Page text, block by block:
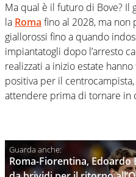
Ma qual è il futuro di Bove? Il
la Roma fino al 2028, ma
giallorossi fino a quando
impiantatogli dopo l’arresto
realizzati a inizio estate
positiva per il
attendere prima di tornare in
Roma-Fiorentina, Edoardo